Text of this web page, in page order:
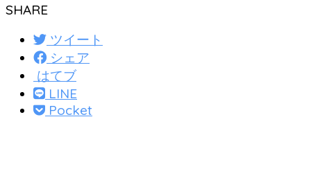
SHARE
ツイート
シェア
はてブ
LINE
Pocket